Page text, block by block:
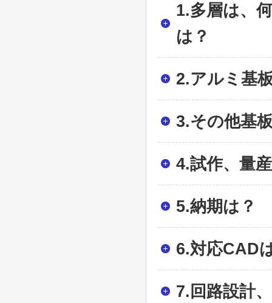
1.多層は、
は？
2.アルミ基
3.その他基
4.試作、量
5.納期は？
6.対応CAD
7.回路設計